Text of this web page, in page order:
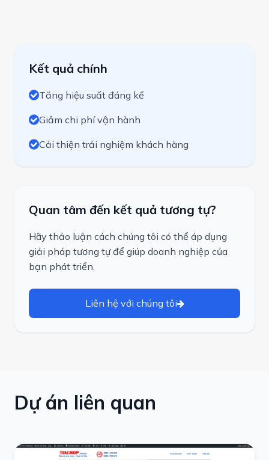
Kết quả chính
Tăng hiệu suất đáng kể
Giảm chi phí vận hành
Cải thiện trải nghiệm khách hàng
Quan tâm đến kết quả tương tự?
Hãy thảo luận cách chúng tôi có thể áp dụng
giải pháp tương tự để giúp doanh nghiệp của
bạn phát triển.
Liên hệ với chúng tôi
Dự án liên quan